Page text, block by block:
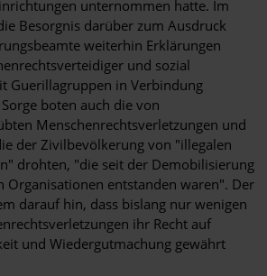
unternommen hatte. Im
Besorgnis darüber zum Ausdruck
weiterhin Erklärungen
und sozial
Guerillagruppen in Verbindung
boten auch die von
Menschenrechtsverletzungen und
der Zivilbevölkerung von "illegalen
drohten, "die seit der Demobilisierung
Organisationen entstanden waren". Der
darauf hin, dass bislang nur wenigen
ihr Recht auf
und Wiedergutmachung gewährt